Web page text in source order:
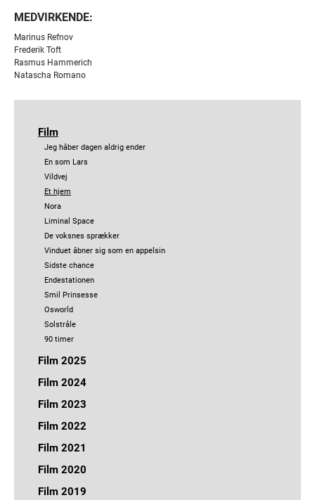
MEDVIRKENDE:
Marinus Refnov
Frederik Toft
Rasmus Hammerich
Natascha Romano
Film
Jeg håber dagen aldrig ender
En som Lars
Vildvej
Et hjem
Nora
Liminal Space
De voksnes sprækker
Vinduet åbner sig som en appelsin
Sidste chance
Endestationen
Smil Prinsesse
Osworld
Solstråle
90 timer
Film 2025
Jeg håber dagen aldrig ender
Nora
Et hjem
Vokseværk
Bangkok
Midtvejsfilm forår Film-Overbygning
Film 2024
Nytårsblues
Bundfald
Dronningekabale
De voksnes sprækker
Døtre
Film 2023
Liminal Space
Wilma under vand
Metamorfose
Endestationen
Film 2022
Kragernes parlament
Plaga
Sirene
Film 2021
Smil Prinsesse
Under overfladen
Film 2020
Film 2019